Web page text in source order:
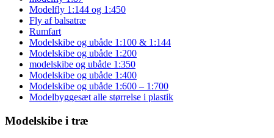
Modelfly 1:144 og 1:450
Fly af balsatræ
Rumfart
Modelskibe og ubåde 1:100 & 1:144
Modelskibe og ubåde 1:200
modelskibe og ubåde 1:350
Modelskibe og ubåde 1:400
Modelskibe og ubåde 1:600 – 1:700
Modelbyggesæt alle størrelse i plastik
Modelskibe i træ